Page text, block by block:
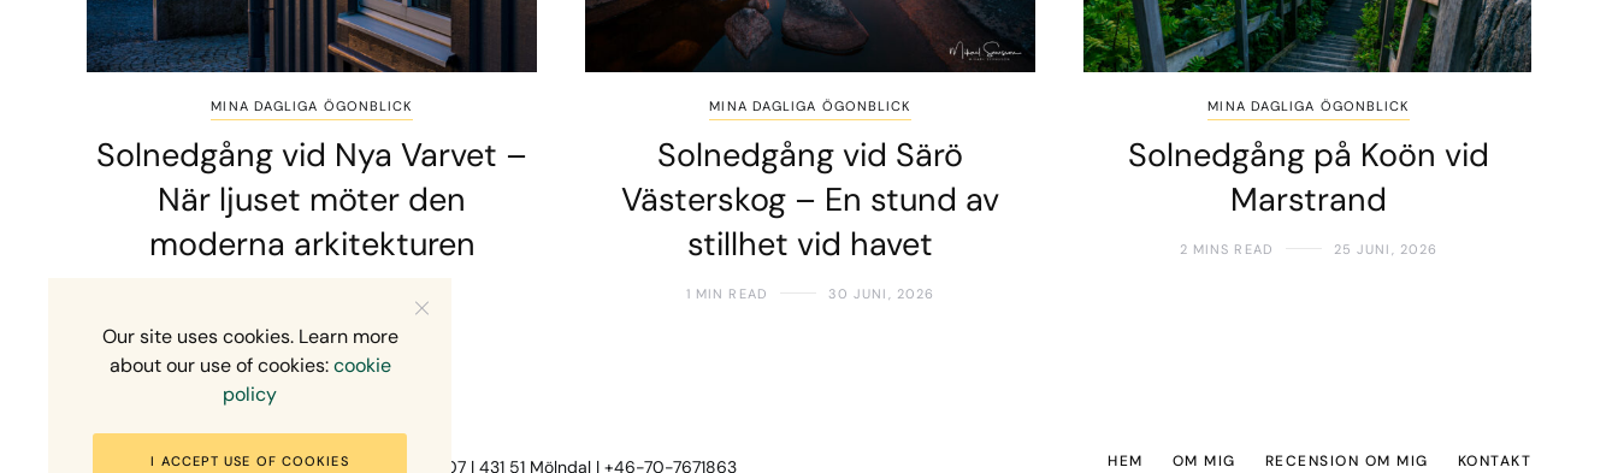
MINA DAGLIGA ÖGONBLICK
Solnedgång vid Nya Varvet –
När ljuset möter den
moderna arkitekturen
MINA DAGLIGA ÖGONBLICK
Solnedgång vid Särö
Västerskog – En stund av
stillhet vid havet
1 MIN READ 30 JUNI, 2026
MINA DAGLIGA ÖGONBLICK
Solnedgång på Koön vid
Marstrand
2 MINS READ 25 JUNI, 2026
Fotograf Mikael Svensson | Gundefjällsgatan 407 | 431 51 Mölndal | +46-70-7671863 HEM OM MIG RECENSION OM MIG KONTAKT
Our site uses cookies. Learn more
about our use of cookies:cookie
policy
I ACCEPT USE OF COOKIES